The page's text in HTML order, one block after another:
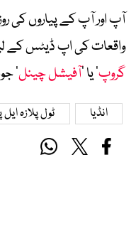
آپ اور آپ کے پیاروں کی
واقعات کی اپ ڈیٹس کے
گروپ‘ یا ’آفیشل چینل‘
انڈیا ٹول پلازہ